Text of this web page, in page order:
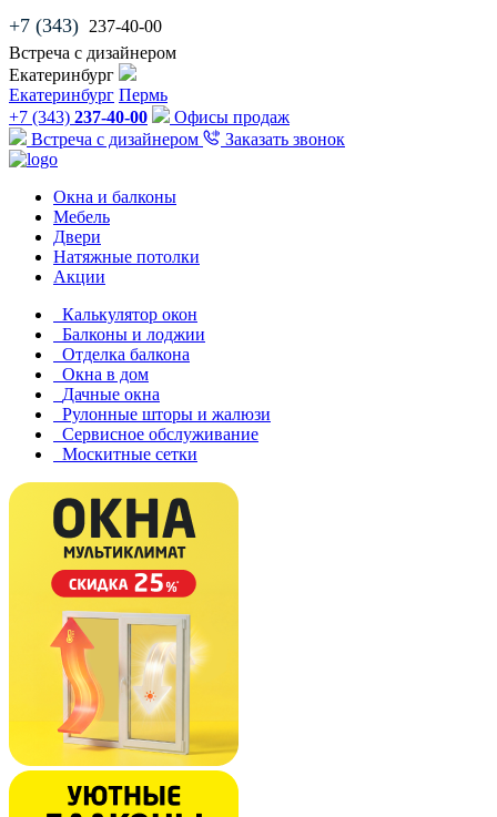
+7 (343) 237-40-00
Встреча с дизайнером
Екатеринбург
Екатеринбург Пермь
+7 (343) 237-40-00
Офисы продаж
Встреча с дизайнером
Заказать звонок
Окна и балконы
Мебель
Двери
Натяжные потолки
Акции
Калькулятор окон
Балконы и лоджии
Отделка балкона
Окна в дом
Дачные окна
Рулонные шторы и жалюзи
Сервисное обслуживание
Москитные сетки